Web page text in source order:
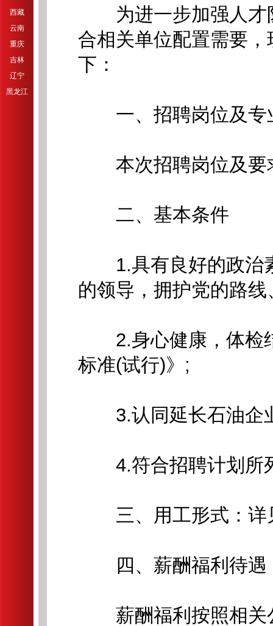
西藏
云南
重庆
吉林
辽宁
黑龙江
为进一步加强人才
合相关单位配置需要
下：
一、招聘岗位及专
本次招聘岗位及要
二、基本条件
1.具有良好的政治
的领导，拥护党的路
2.身心健康，体检
标准(试行)》;
3.认同延长石油企
4.符合招聘计划所
三、用工形式：详
四、薪酬福利待遇
薪酬福利按照相关